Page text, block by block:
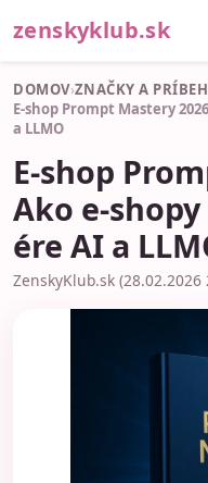
zenskyklub.sk
DOMOV›ZNAČKY A
E-shop Prompt Mastery
a LLMO
E-shop
Ako e-
ére AI a
ZenskyKlub.sk (28.02.2026